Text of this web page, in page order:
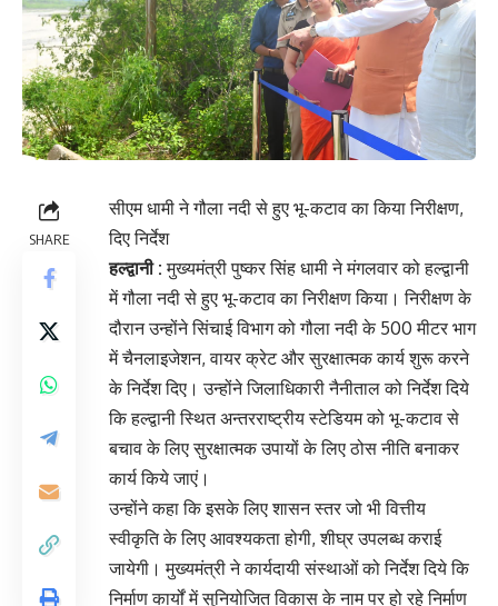
SHARE
सीएम धामी ने गौला नदी से हुए भू-कटाव का किया निरीक्षण,
दिए निर्देश
हल्द्वानी : मुख्यमंत्री पुष्कर सिंह धामी ने मंगलवार को हल्द्वानी
में गौला नदी से हुए भू-कटाव का निरीक्षण किया। निरीक्षण के
दौरान उन्होंने सिंचाई विभाग को गौला नदी के 500 मीटर भाग
में चैनलाइजेशन, वायर क्रेट और सुरक्षात्मक कार्य शुरू करने
के निर्देश दिए। उन्होंने जिलाधिकारी नैनीताल को निर्देश दिये
कि हल्द्वानी स्थित अन्तरराष्ट्रीय स्टेडियम को भू-कटाव से
बचाव के लिए सुरक्षात्मक उपायों के लिए ठोस नीति बनाकर
कार्य किये जाएं।
उन्होंने कहा कि इसके लिए शासन स्तर जो भी वित्तीय
स्वीकृति के लिए आवश्यकता होगी, शीघ्र उपलब्ध कराई
जायेगी। मुख्यमंत्री ने कार्यदायी संस्थाओं को निर्देश दिये कि
निर्माण कार्यों में सुनियोजित विकास के नाम पर हो रहे निर्माण